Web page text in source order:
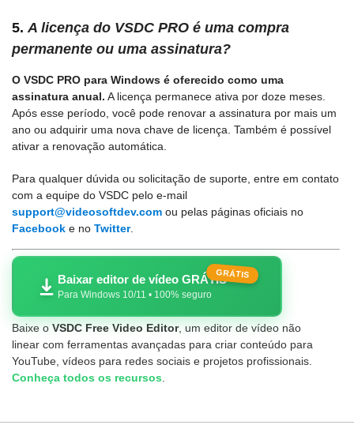
5.A licença do VSDC PRO é uma compra
permanente ou uma assinatura?
O VSDC PRO para Windows é oferecido como uma
assinatura anual. A licença permanece ativa por doze meses.
Após esse período, você pode renovar a assinatura por mais um
ano ou adquirir uma nova chave de licença. Também é possível
ativar a renovação automática.
Para qualquer dúvida ou solicitação de suporte, entre em contato
com a equipe do VSDC pelo e-mail
support@videosoftdev.com ou pelas páginas oficiais no
Facebook e no Twitter.
Baixar editor de vídeo GRÁTIS
Para Windows 10/11 • 100% seguro
GRÁTIS
Baixe o VSDC Free Video Editor, um editor de vídeo não
linear com ferramentas avançadas para criar conteúdo para
YouTube, vídeos para redes sociais e projetos profissionais.
Conheça todos os recursos